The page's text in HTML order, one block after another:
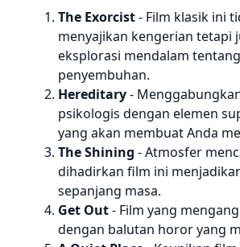
The Exorcist- Film klasik ini
menyajikan kengerian tetapi
eksplorasi mendalam
penyembuhan.
Hereditary-
psikologis dengan elemen
yang akan membuat Anda
The Shining - Atmosfer
dihadirkan film ini
sepanjang masa.
Get Out- Film yang
dengan balutan horor yang